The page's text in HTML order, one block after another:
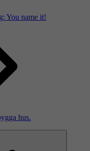
You name it!
hus.